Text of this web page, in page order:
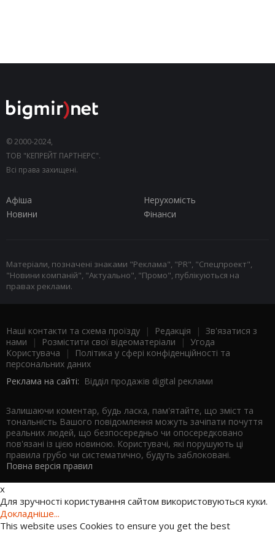
© 2000-2024,
ТОВ "КЕПРЕЙТ ПАРТНЕРС".
Всі права захищені.
Афіша
Нерухомість
Новини
Фінанси
Матеріали, позначені знаками "Реклама", "PR", "Спецпроект",
"Новини компаній", "Актуально", "Промо", публікуються на
правах реклами.
Наші контакти та схема проїзду | Редакція | Зв'язатися з
нами | Розмістити свої відеоматеріали | Угода
Користувача |
Політика у сфері конфіденційності та
персональних даних
Реклама на сайті: Відділ продажів digital реклами
Залишаючи коментар, будь ласка, пам'ятайте, що зміст та
тональність Вашого повідомлення можуть зачіпати почуття
реальних людей, що безпосередньо чи опосередковано
пов'язані із цією новиною. Користувачі, які порушують ці
правила грубо чи систематично, будуть заблоковані.
Повна версія правил
x
Для зручності користування сайтом використовуються куки.
Докладніше...
This website uses Cookies to ensure you get the best